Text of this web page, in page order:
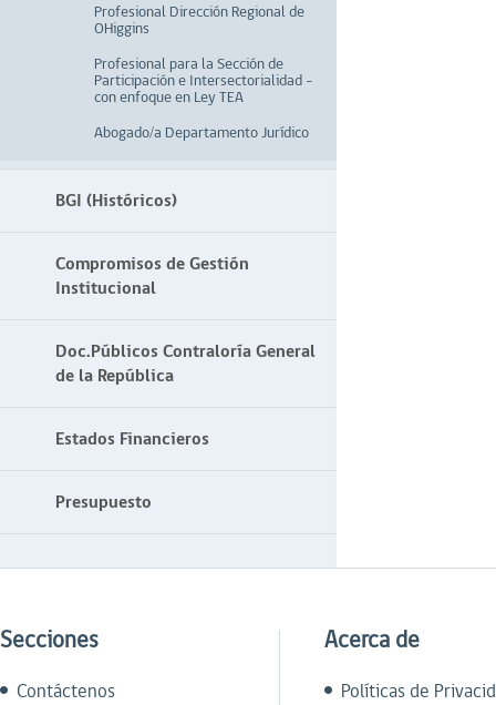
Profesional Dirección Regional de
OHiggins
Profesional para la Sección de
Participación e Intersectorialidad –
con enfoque en Ley TEA
Abogado/a Departamento Jurídico
BGI (Históricos)
Compromisos de Gestión
Institucional
Doc.Públicos Contraloría General
de la República
Estados Financieros
Presupuesto
Secciones
Contáctenos
Acerca de
Políticas de